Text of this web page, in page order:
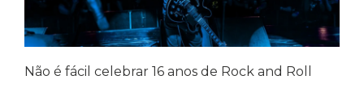
Não é fácil celebrar 16 anos de Rock and Roll